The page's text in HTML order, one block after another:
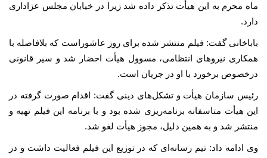
ماه محرم به این هیأت تذکر داده شد زیرا در خیابان مجلس عزاداری
دارد.
باباخانی گفت: فیلم منتشر شده برای روز عاشوراست که بلافاصله با
همکاری نیروهای انتظامی، مسوول هیأت احضار شد و سیر قانونی
درخصوص برخورد با او در جریان است.
رئیس سازمان هیأت و تشکل‌های دینی گفت: اقدام صورت گرفته در
این هیأت متاسفانه برنامه‌ریزی شده بود و با برنامه این فیلم تهیه و
منتشر شد و به همین دلیل، مجوز هیأت لغو شد.
وی ادامه داد: تیم رسانه‌ای که در توزیع این فیلم فعالیت داشت و در